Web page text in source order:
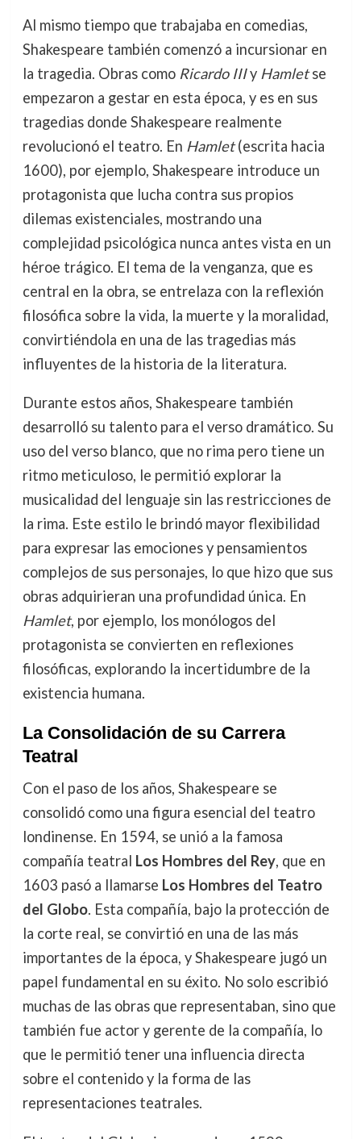
Al mismo tiempo que trabajaba en comedias,
Shakespeare también comenzó a incursionar en
la tragedia. Obras como Ricardo IIIy Hamletse
empezaron a gestar en esta época, y es en sus
tragedias donde Shakespeare realmente
revolucionó el teatro. En Hamlet(escrita hacia
1600), por ejemplo, Shakespeare introduce un
protagonista que lucha contra sus propios
dilemas existenciales, mostrando una
complejidad psicológica nunca antes vista en un
héroe trágico. El tema de la venganza, que es
central en la obra, se entrelaza con la reflexión
filosófica sobre la vida, la muerte y la moralidad,
convirtiéndola en una de las tragedias más
influyentes de la historia de la literatura.
Durante estos años, Shakespeare también
desarrolló su talento para el verso dramático. Su
uso del verso blanco, que no rima pero tiene un
ritmo meticuloso, le permitió explorar la
musicalidad del lenguaje sin las restricciones de
la rima. Este estilo le brindó mayor flexibilidad
para expresar las emociones y pensamientos
complejos de sus personajes, lo que hizo que sus
obras adquirieran una profundidad única. En
Hamlet, por ejemplo, los monólogos del
protagonista se convierten en reflexiones
filosóficas, explorando la incertidumbre de la
existencia humana.
La Consolidación de su Carrera
Teatral
Con el paso de los años, Shakespeare se
consolidó como una figura esencial del teatro
londinense. En 1594, se unió a la famosa
compañía teatral Los Hombres del Rey, que en
1603 pasó a llamarse Los Hombres del Teatro
del Globo. Esta compañía, bajo la protección de
la corte real, se convirtió en una de las más
importantes de la época, y Shakespeare jugó un
papel fundamental en su éxito. No solo escribió
muchas de las obras que representaban, sino que
también fue actor y gerente de la compañía, lo
que le permitió tener una influencia directa
sobre el contenido y la forma de las
representaciones teatrales.